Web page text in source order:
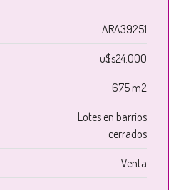
ARA39251
u$s24.000
675 m2
Lotes en barrios
cerrados
Venta